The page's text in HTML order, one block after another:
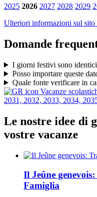
2025 2026 2027 2028 2029
Ulteriori informazioni sul sito
Domande
I giorni festivi sono
Posso importare queste
Quale fonte verificare in
Vacanze
2031, 2032, 2033, 2034,
Le nostre idee di
vostre vacanze
Il Jeûne
Famiglia